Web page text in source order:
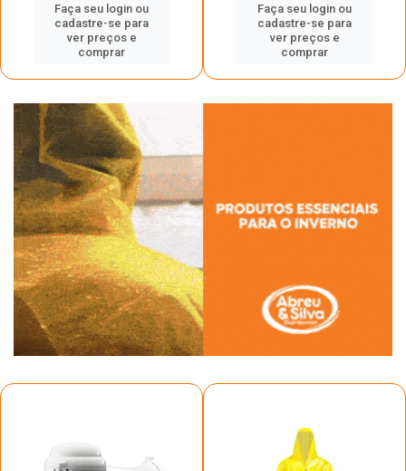
Faça seu login ou
cadastre-se para
ver preços e
comprar
Faça seu login ou
cadastre-se para
ver preços e
comprar